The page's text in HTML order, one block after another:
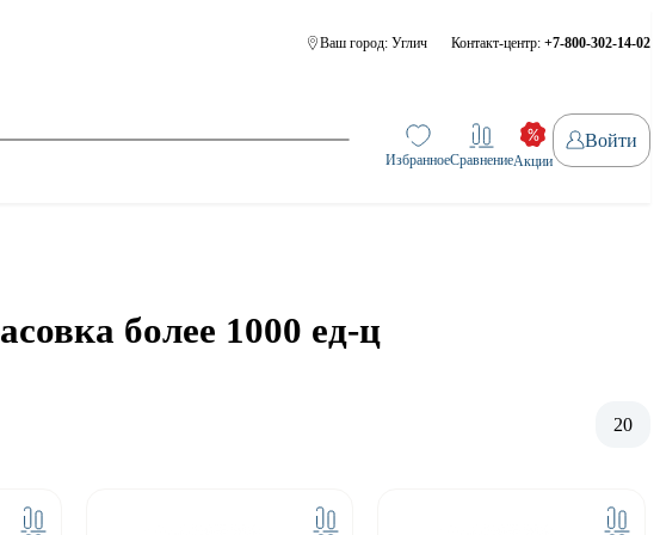
Ваш город: Углич Контакт-центр: +7-800-302-14-02
ИзбранноеСравнениеАкции
Войти
более 1000 ед-ц
20